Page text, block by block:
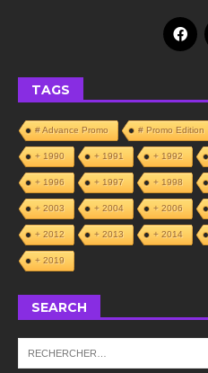
TAGS
# Advance Promo # Promo Edition
+ 1990 + 1991 + 1992
+ 1996 + 1997 + 1998
+ 2003 + 2004 + 2006
+ 2012 + 2013 + 2014
+ 2019
SEARCH